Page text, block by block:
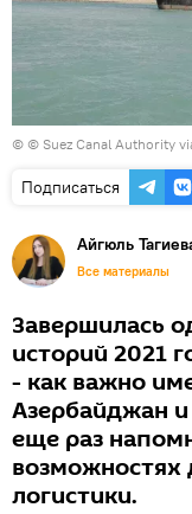
© © Suez Canal Authority
Подписаться
Айгюль
Все материалы
Завершилась
историй 2021
- как важно
Азербайджан
еще раз
возможностях
логистики.